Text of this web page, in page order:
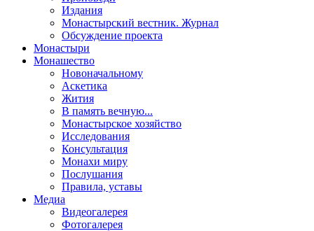
Издания
Монастырский вестник. Журнал
Обсуждение проекта
Монастыри
Монашество
Новоначальному
Аскетика
Жития
В память вечную...
Монастырское хозяйство
Исследования
Консультация
Монахи миру
Послушания
Правила, уставы
Медиа
Видеогалерея
Фотогалерея